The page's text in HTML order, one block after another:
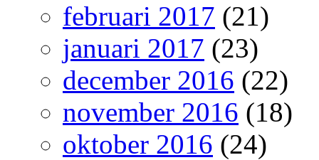
februari 2017 (21)
januari 2017 (23)
december 2016 (22)
november 2016 (18)
oktober 2016 (24)